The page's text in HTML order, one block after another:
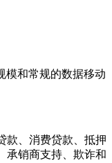
模和常规的数据移动
款、消费贷款、抵押
承销商支持、欺诈和